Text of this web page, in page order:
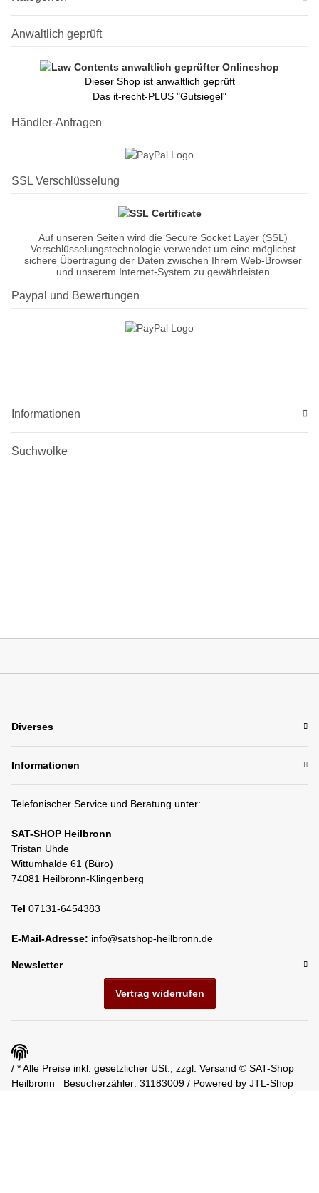
Anwaltlich geprüft
Dieser Shop ist anwaltlich geprüft
Das it-recht-PLUS "Gutsiegel"
Händler-Anfragen
SSL Verschlüsselung
Auf unseren Seiten wird die Secure Socket Layer (SSL)
Verschlüsselungstechnologie verwendet um eine möglichst
sichere Übertragung der Daten zwischen Ihrem Web-Browser
und unserem Internet-System zu gewährleisten
Paypal und Bewertungen
Informationen
Suchwolke
Diverses
Informationen
Telefonischer Service und Beratung unter:
SAT-SHOP Heilbronn
Tristan Uhde
Wittumhalde 61 (Büro)
74081 Heilbronn-Klingenberg
Tel 07131-6454383
E-Mail-Adresse: info@satshop-heilbronn.de
Newsletter
Vertrag widerrufen
/ * Alle Preise inkl. gesetzlicher USt., zzgl. Versand © SAT-Shop
Heilbronn
Besucherzähler: 31183009 / Powered by JTL-Shop